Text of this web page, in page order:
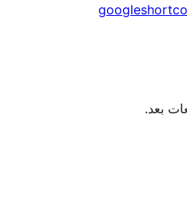
google
بعد.